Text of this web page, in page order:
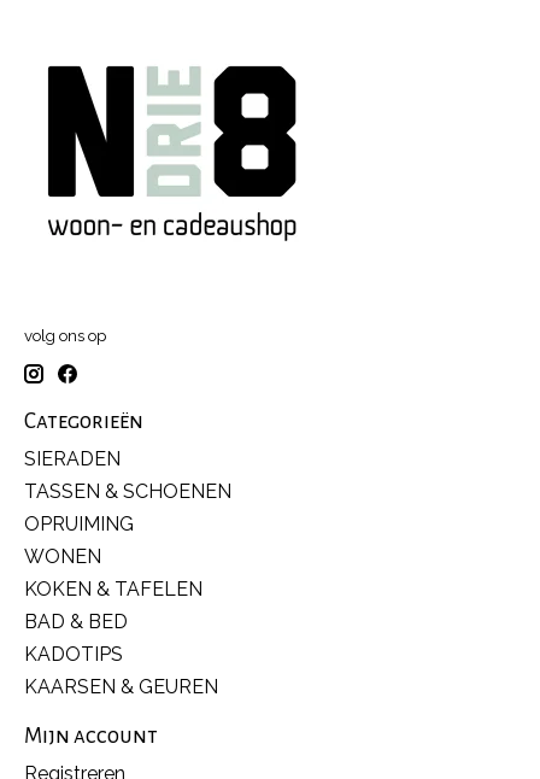
volg ons op
Categorieën
SIERADEN
TASSEN & SCHOENEN
OPRUIMING
WONEN
KOKEN & TAFELEN
BAD & BED
KADOTIPS
KAARSEN & GEUREN
Mijn account
Registreren